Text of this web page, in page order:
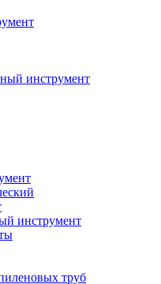
инструмент
инструмент
труб